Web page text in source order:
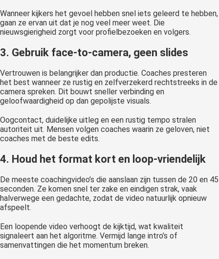
Wanneer kijkers het gevoel hebben snel iets geleerd te hebben,
gaan ze ervan uit dat je nog veel meer weet. Die
nieuwsgierigheid zorgt voor profielbezoeken en volgers.
3. Gebruik face-to-camera, geen slides
Vertrouwen is belangrijker dan productie. Coaches presteren
het best wanneer ze rustig en zelfverzekerd rechtstreeks in de
camera spreken. Dit bouwt sneller verbinding en
geloofwaardigheid op dan gepolijste visuals.
Oogcontact, duidelijke uitleg en een rustig tempo stralen
autoriteit uit. Mensen volgen coaches waarin ze geloven, niet
coaches met de beste edits.
4. Houd het format kort en loop-vriendelijk
De meeste coachingvideo’s die aanslaan zijn tussen de 20 en 45
seconden. Ze komen snel ter zake en eindigen strak, vaak
halverwege een gedachte, zodat de video natuurlijk opnieuw
afspeelt.
Een loopende video verhoogt de kijktijd, wat kwaliteit
signaleert aan het algoritme. Vermijd lange intro’s of
samenvattingen die het momentum breken.